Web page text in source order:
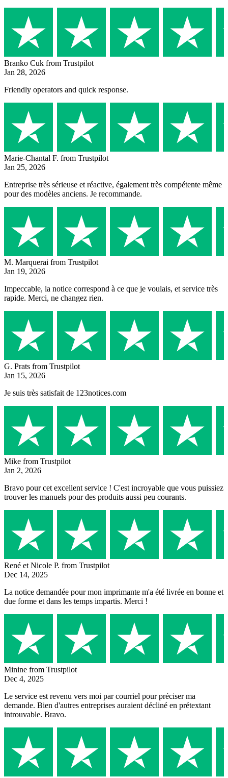
Branko Cuk from Trustpilot
Jan 28, 2026
Friendly operators and quick response.
Marie-Chantal F. from Trustpilot
Jan 25, 2026
Entreprise très sérieuse et réactive, également très compétente même
pour des modèles anciens. Je recommande.
M. Marquerai from Trustpilot
Jan 19, 2026
Impeccable, la notice correspond à ce que je voulais, et service très
rapide. Merci, ne changez rien.
G. Prats from Trustpilot
Jan 15, 2026
Je suis très satisfait de 123notices.com
Mike from Trustpilot
Jan 2, 2026
Bravo pour cet excellent service ! C'est incroyable que vous puissiez
trouver les manuels pour des produits aussi peu courants.
René et Nicole P. from Trustpilot
Dec 14, 2025
La notice demandée pour mon imprimante m'a été livrée en bonne et
due forme et dans les temps impartis. Merci !
Minine from Trustpilot
Dec 4, 2025
Le service est revenu vers moi par courriel pour préciser ma
demande. Bien d'autres entreprises auraient décliné en prétextant
introuvable. Bravo.